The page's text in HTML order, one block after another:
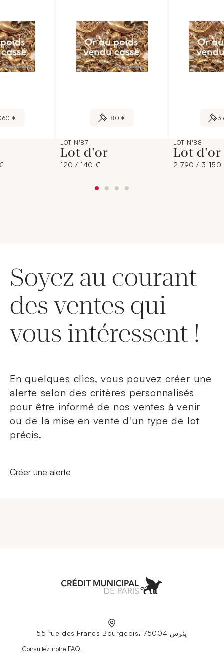
€ 180 €
LOT N°87
Lot d'or
120 / 140 €
3
LOT N°88
Lot d'or
2 790 / 3 150
Soyez au courant
des ventes qui
vous intéressent !
En quelques clics, vous pouvez créer une
alerte selon des critères personnalisés
pour être informé de nos ventes à venir
ou de la mise en vente d'un type de lot
précis.
Nouvelle fenêtre
Créer une alerte
55 rue des Francs Bourgeois، 75004 پئرس
Nouvelle fenêtre
Consultez notre FAQ